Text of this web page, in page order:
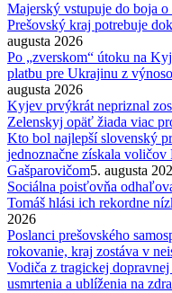
Majerský vstupuje do boja
Prešovský kraj potrebuje
augusta 2026
Po „zverskom“ útoku na
platbu pre Ukrajinu z
augusta 2026
Kyjev prvýkrát nepriznal
Zelenskyj opäť žiada viac
Kto bol najlepší slovenský
jednoznačne získala voličov
Gašparovičom5. augusta
Sociálna poisťovňa
Tomáš hlási ich rekordne
2026
Poslanci prešovského
rokovanie, kraj zostáva v
Vodiča z tragickej
usmrtenia a ublíženia na